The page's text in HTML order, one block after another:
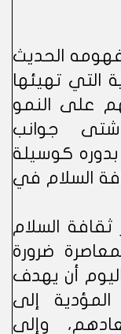
الحديث
التي تهيئها
على النمو
شتى جوانب
كوسيلة
السلام في
السلام
ضرورة
أن يهدف
المؤدية إلى
وإلى